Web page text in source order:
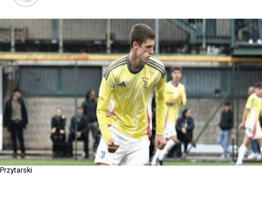
Przytarski